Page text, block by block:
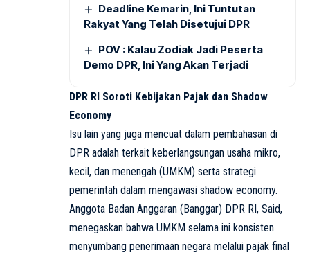
Deadline Kemarin, Ini Tuntutan
Rakyat Yang Telah Disetujui DPR
POV : Kalau Zodiak Jadi Peserta
Demo DPR, Ini Yang Akan Terjadi
DPR RI Soroti Kebijakan Pajak dan Shadow
Economy
Isu lain yang juga mencuat dalam pembahasan di
DPR adalah terkait keberlangsungan usaha mikro,
kecil, dan menengah (UMKM) serta strategi
pemerintah dalam mengawasi shadow economy.
Anggota Badan Anggaran (Banggar) DPR RI, Said,
menegaskan bahwa UMKM selama ini konsisten
menyumbang penerimaan negara melalui pajak final